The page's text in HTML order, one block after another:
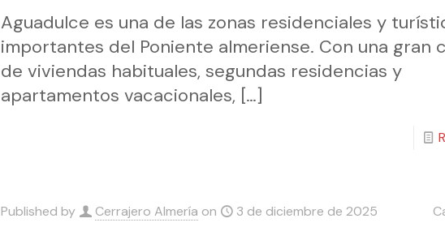
Aguadulce es una de las zonas residenciales y
importantes del Poniente almeriense. Con una gran
de viviendas habituales, segundas residencias y
apartamentos vacacionales, […]
Published by Cerrajero Almería on 3 de diciembre de 2025